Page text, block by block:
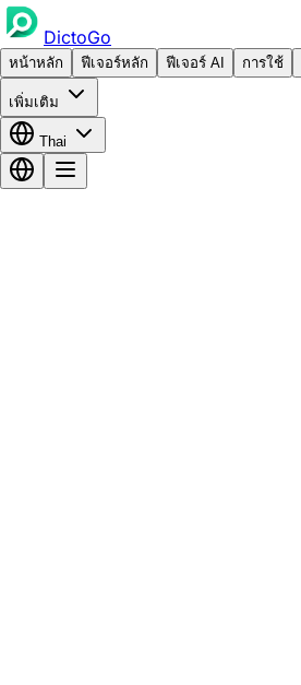
DictoGo
หน้าหลัก ฟีเจอร์หลัก ฟีเจอร์ AI การใช้
เพิ่มเติม
Thai